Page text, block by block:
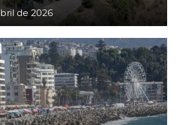
de 2026